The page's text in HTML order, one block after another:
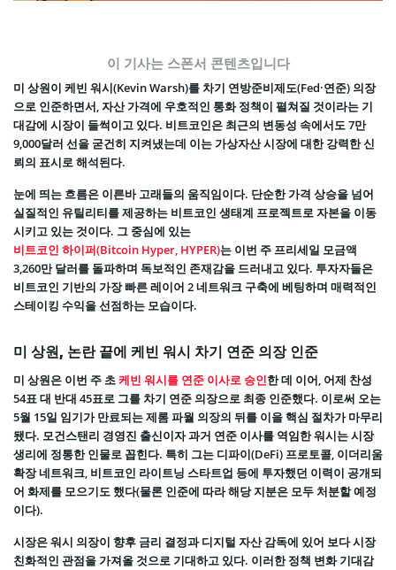
이 기사는 스폰서 콘텐츠입니다
미 상원이 케빈 워시(Kevin Warsh)를 차기 연방준비제도(Fed·연준) 의장
으로 인준하면서, 자산 가격에 우호적인 통화 정책이 펼쳐질 것이라는 기
대감에 시장이 들썩이고 있다. 비트코인은 최근의 변동성 속에서도 7만
9,000달러 선을 굳건히 지켜냈는데 이는 가상자산 시장에 대한 강력한 신
뢰의 표시로 해석된다.
눈에 띄는 흐름은 이른바 고래들의 움직임이다. 단순한 가격 상승을 넘어
실질적인 유틸리티를 제공하는 비트코인 생태계 프로젝트로 자본을 이동
시키고 있는 것이다. 그 중심에 있는
비트코인 하이퍼(Bitcoin Hyper, HYPER)는 이번 주 프리세일 모금액
3,260만 달러를 돌파하며 독보적인 존재감을 드러내고 있다. 투자자들은
비트코인 기반의 가장 빠른 레이어 2 네트워크 구축에 베팅하며 매력적인
스테이킹 수익을 선점하는 모습이다.
미 상원, 논란 끝에 케빈 워시 차기 연준 의장 인준
미 상원은 이번 주 초케빈 워시를 연준 이사로 승인한 데 이어, 어제 찬성
54표 대 반대 45표로 그를 차기 연준 의장으로 최종 인준했다. 이로써 오는
5월 15일 임기가 만료되는 제롬 파월 의장의 뒤를 이을 핵심 절차가 마무리
됐다. 모건스탠리 경영진 출신이자 과거 연준 이사를 역임한 워시는 시장
생리에 정통한 인물로 꼽힌다. 특히 그는 디파이(DeFi) 프로토콜, 이더리움
확장 네트워크, 비트코인 라이트닝 스타트업 등에 투자했던 이력이 공개되
어 화제를 모으기도 했다(물론 인준에 따라 해당 지분은 모두 처분할 예정
이다).
시장은 워시 의장이 향후 금리 결정과 디지털 자산 감독에 있어 보다 시장
친화적인 관점을 가져올 것으로 기대하고 있다. 이러한 정책 변화 기대감